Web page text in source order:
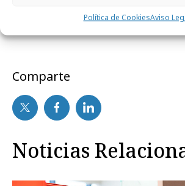
Política de CookiesAviso
Comparte
Noticias